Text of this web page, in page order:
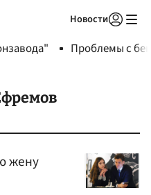
Новости
Проблемы с
жену